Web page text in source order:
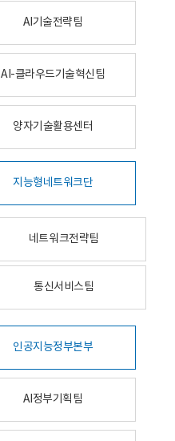
AI기술전략팀
AI-클라우드기술혁신팀
양자기술활용센터
지능형네트워크단
네트워크전략팀
통신서비스팀
인공지능정부본부
AI정부기획팀